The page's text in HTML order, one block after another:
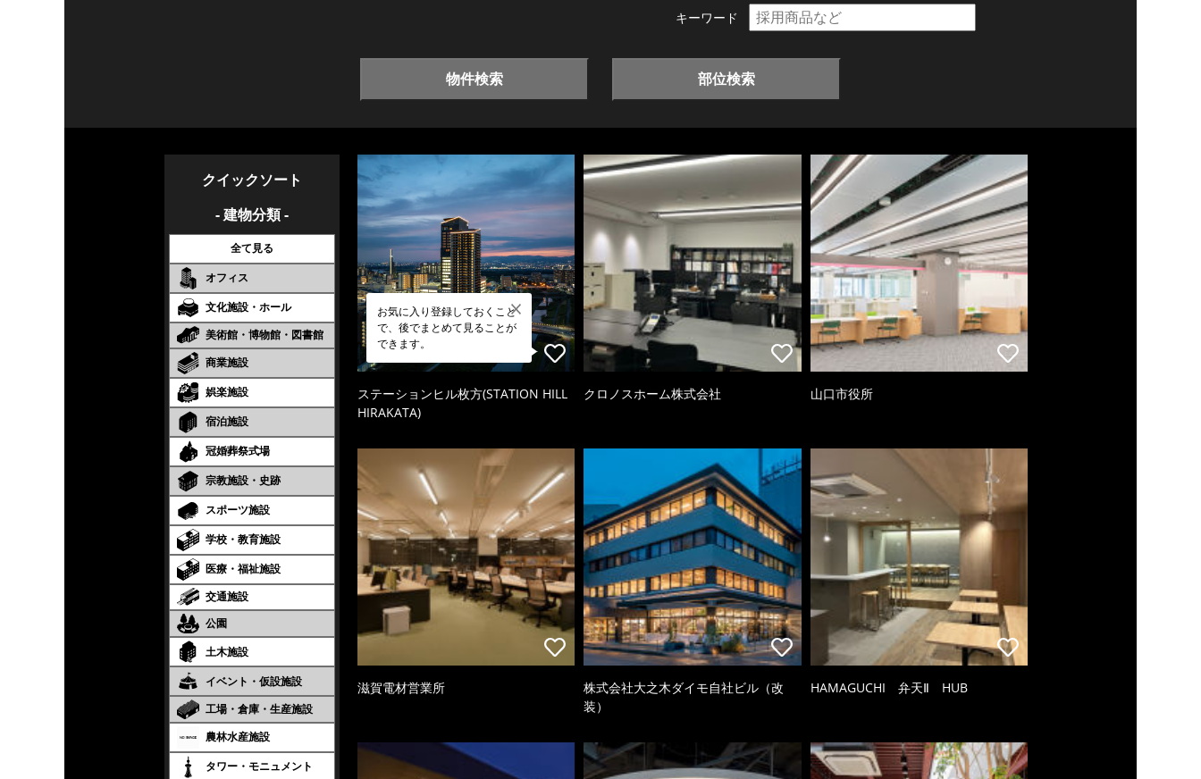
キーワード
物件検索 部位検索
クイックソート
- 建物分類 -
全て見る
オフィス
文化施設・ホール
美術館・博物館・図書館
商業施設
娯楽施設
宿泊施設
冠婚葬祭式場
宗教施設・史跡
スポーツ施設
学校・教育施設
医療・福祉施設
交通施設
公園
土木施設
イベント・仮設施設
工場・倉庫・生産施設
農林水産施設
タワー・モニュメント
お気に入り登録しておくこと
で、後でまとめて見ることが
できます。
ステーションヒル枚方(STATION HILL
HIRAKATA)
クロノスホーム株式会社 山口市役所
滋賀電材営業所
株式会社大之木ダイモ自社ビル（改
装）
HAMAGUCHI 弁天Ⅱ HUB